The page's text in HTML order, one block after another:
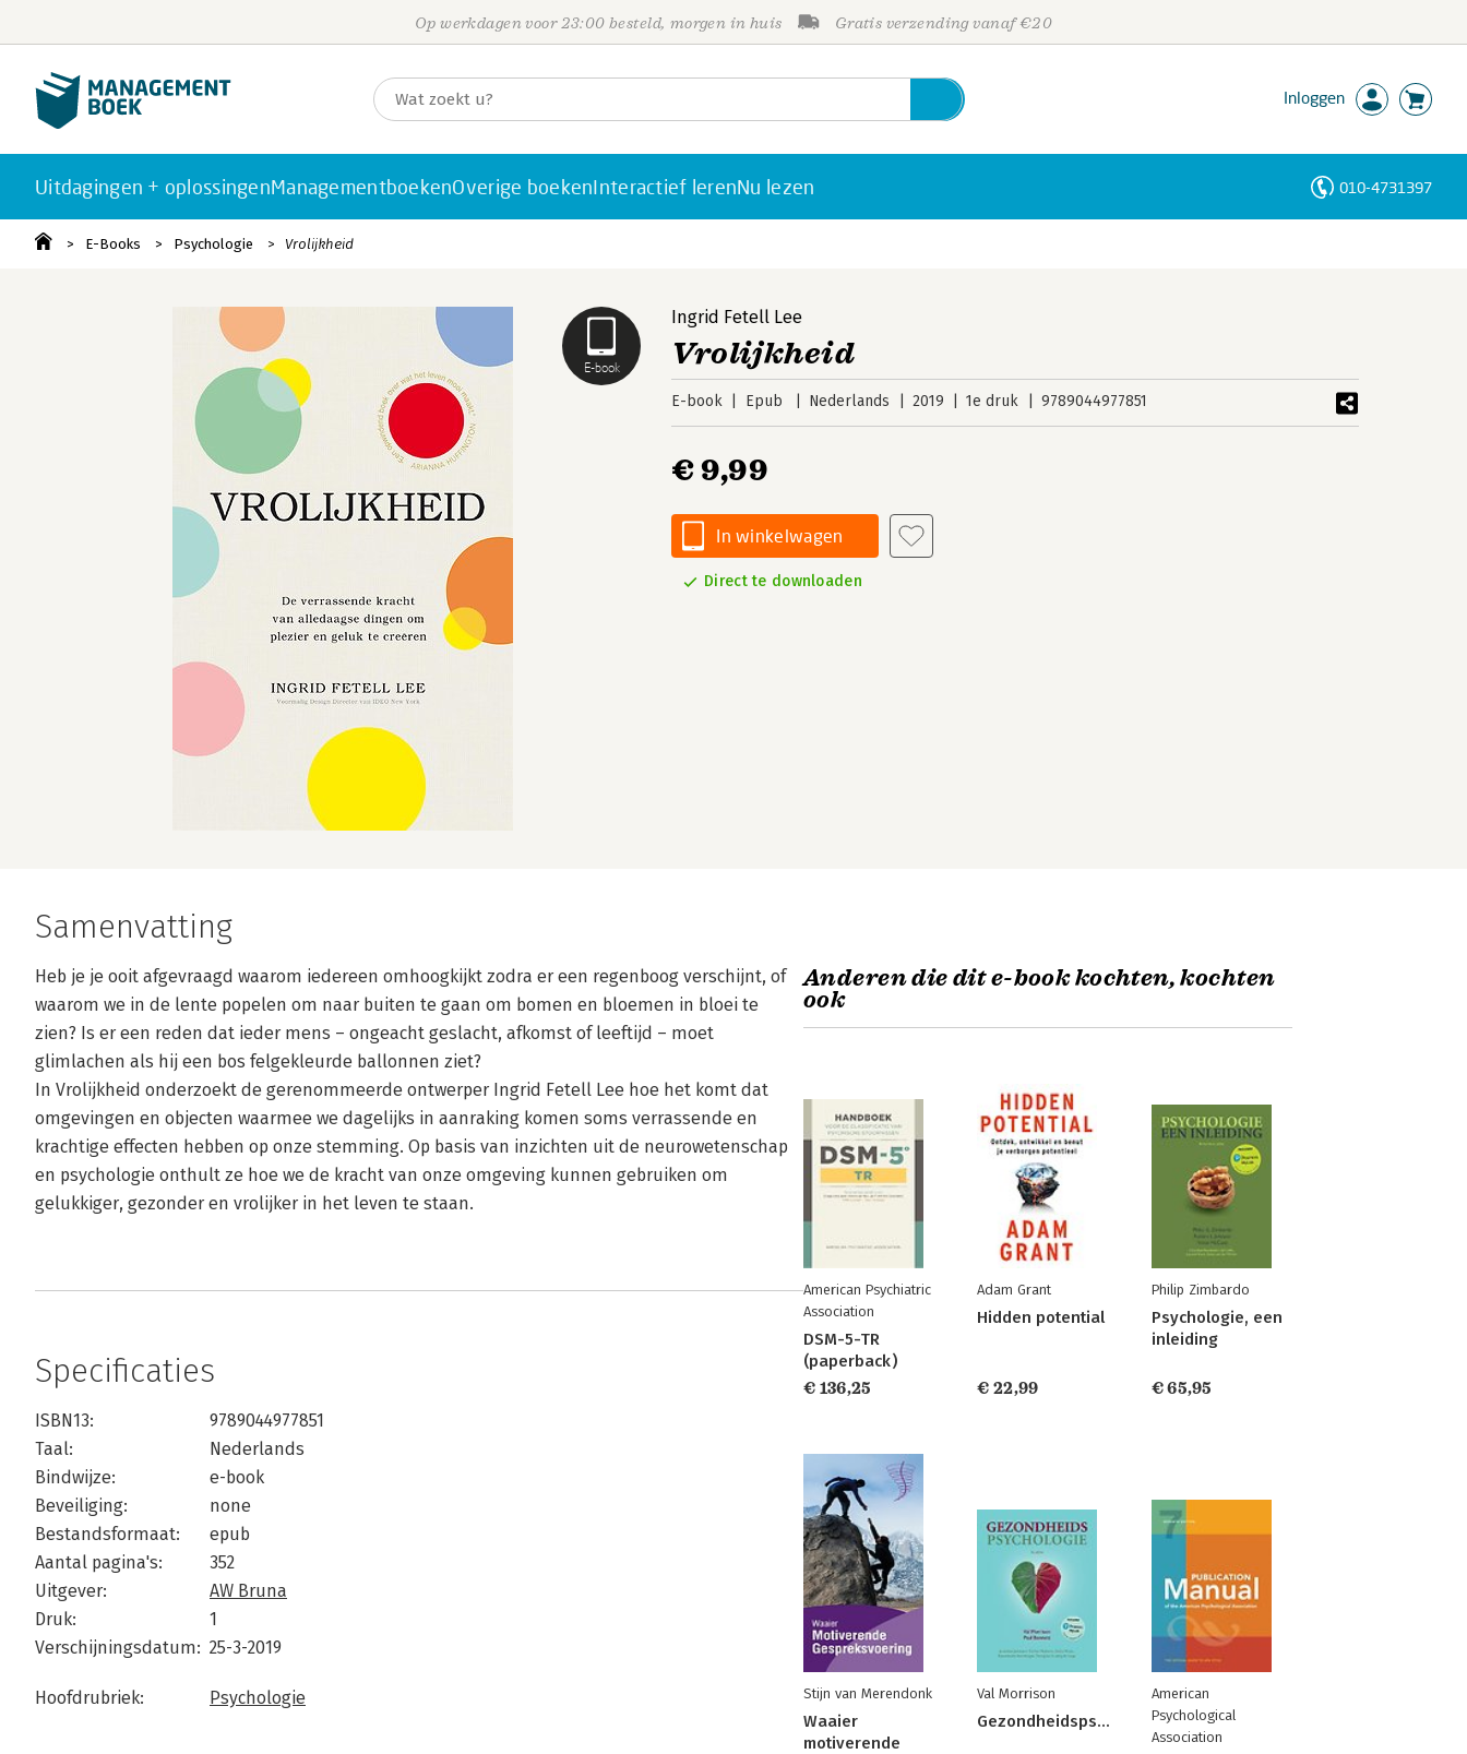
Op werkdagen voor 23:00 besteld, morgen in huis Gratis verzending vanaf €20
Inloggen
Uitdagingen + oplossingenManagementboekenOverige boekenInteractief lerenNu lezen 010-4731397
E-Books Psychologie Vrolijkheid
E-book
Ingrid Fetell Lee
Vrolijkheid
E-book Epub Nederlands 2019 1e druk 9789044977851
€ 9,99
In winkelwagen
Direct te downloaden
Samenvatting
Heb je je ooit afgevraagd waarom iedereen omhoogkijkt zodra er een regenboog verschijnt, of
waarom we in de lente popelen om naar buiten te gaan om bomen en bloemen in bloei te
zien? Is er een reden dat ieder mens – ongeacht geslacht, afkomst of leeftijd – moet
glimlachen als hij een bos felgekleurde ballonnen ziet?
In Vrolijkheid onderzoekt de gerenommeerde ontwerper Ingrid Fetell Lee hoe het komt dat
omgevingen en objecten waarmee we dagelijks in aanraking komen soms verrassende en
krachtige effecten hebben op onze stemming. Op basis van inzichten uit de neurowetenschap
en psychologie onthult ze hoe we de kracht van onze omgeving kunnen gebruiken om
gelukkiger, gezonder en vrolijker in het leven te staan.
Specificaties
ISBN13:
9789044977851
Taal:
Nederlands
Bindwijze:
e-book
Beveiliging:
none
Bestandsformaat:
epub
Aantal pagina's:
352
Uitgever:
AW Bruna
Druk:
1
Verschijningsdatum: 25-3-2019
Hoofdrubriek: Psychologie
Anderen die dit e-book kochten, kochten
ook
American Psychiatric
Association
DSM-5-TR
(paperback)
€ 136,25
Adam Grant
Hidden potential
€ 22,99
Philip Zimbardo
Psychologie, een
inleiding
€ 65,95
Stijn van Merendonk
Waaier
motiverende
Val Morrison
Gezondheidspsychologie
American
Psychological
Association
Personen